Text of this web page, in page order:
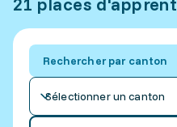
Rechercher par canton
Sélectionner un canton